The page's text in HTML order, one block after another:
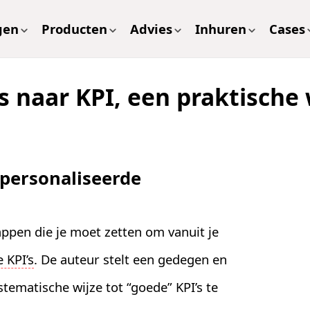
Producten Advies Inhuren Cases
naar KPI, een
die je moet zetten om vanuit je
. De auteur stelt een gedegen en
wijze tot “goede” KPI’s te